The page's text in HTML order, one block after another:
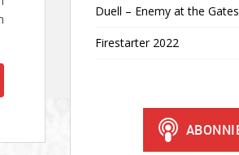
Duell – Enemy at the Gates
Firestarter 2022